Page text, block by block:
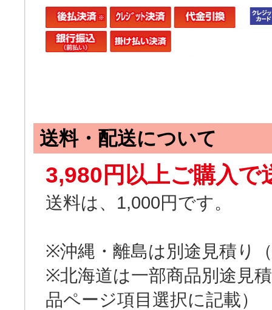
送料・配送について
3,980円以上ご購入で
送料は、1,000円です。
※沖縄・離島は別途見積り
※北海道は一部商品別途見
品ページ項目選択に記載）